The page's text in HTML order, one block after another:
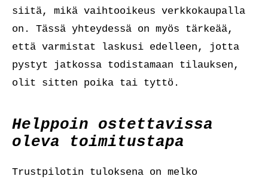
siitä, mikä vaihtooikeus verkkokaupalla
on. Tässä yhteydessä on myös tärkeää,
että varmistat laskusi edelleen, jotta
pystyt jatkossa todistamaan tilauksen,
olit sitten poika tai tyttö.
Helppoin ostettavissa
oleva toimitustapa
Trustpilotin tuloksena on melko